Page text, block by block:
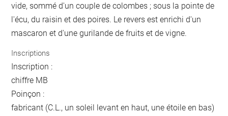
vide, sommé d'un couple de colombes ; sous la pointe de
l'écu, du raisin et des poires. Le revers est enrichi d'un
mascaron et d'une gurilande de fruits et de vigne.
Inscriptions
Inscription :
chiffre MB
Poinçon :
fabricant (C.L., un soleil levant en haut, une étoile en bas)